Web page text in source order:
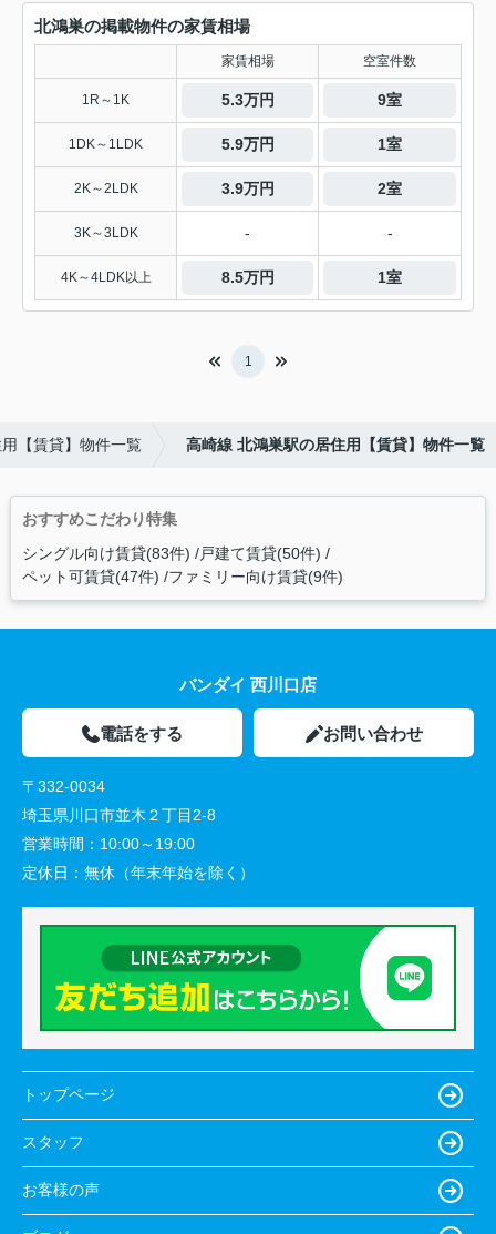
北鴻巣の掲載物件の家賃相場
家賃相場 空室件数
1R～1K 5.3万円 9室
1DK～1LDK 5.9万円 1室
2K～2LDK 3.9万円 2室
3K～3LDK - -
4K～4LDK以上 8.5万円 1室
1
【賃貸】物件一覧 高崎線 北鴻巣駅の居住用【賃貸】物件一覧
おすすめこだわり特集
シングル向け賃貸(83件) 戸建て賃貸(50件)
ペット可賃貸(47件) ファミリー向け賃貸(9件)
バンダイ 西川口店
電話をする お問い合わせ
〒332-0034
埼玉県川口市並木２丁目2-8
営業時間： 10:00～19:00
定休日： 無休（年末年始を除く）
トップページ
スタッフ
お客様の声